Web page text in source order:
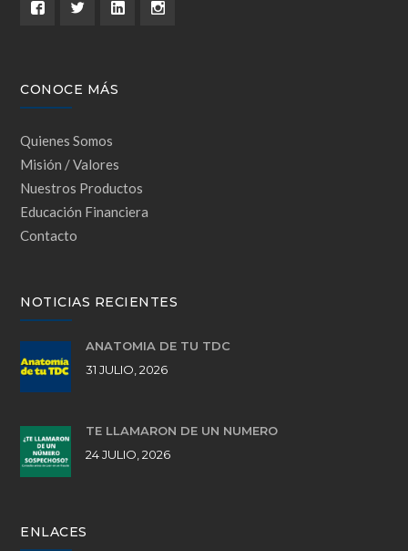
CONOCE MÁS
Quienes Somos
Misión / Valores
Nuestros Productos
Educación Financiera
Contacto
NOTICIAS RECIENTES
ANATOMÍA DE TU TDC
31 JULIO, 2026
TE LLAMARON DE UN NÚMERO
24 JULIO, 2026
ENLACES